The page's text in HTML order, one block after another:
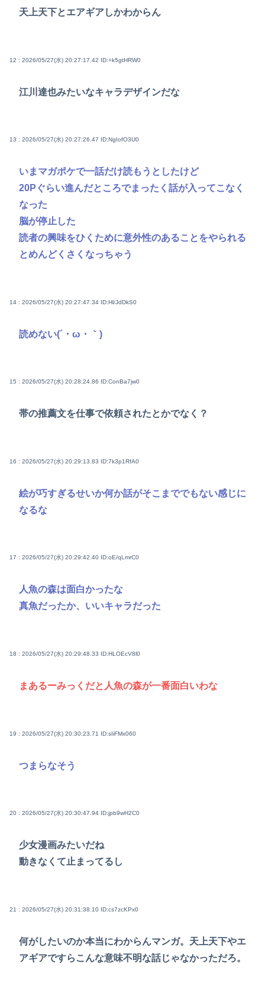
天上天下とエアギアしかわからん
12 : 2026/05/27(水) 20:27:17.42 ID:+k5gtHRW0
江川達也みたいなキャラデザインだな
13 : 2026/05/27(水) 20:27:26.47 ID:NgIofO3U0
いまマガポケで一話だけ読もうとしたけど
20Pぐらい進んだところでまったく話が入ってこなく
なった
脳が停止した
読者の興味をひくために意外性のあることをやられる
とめんどくさくなっちゃう
14 : 2026/05/27(水) 20:27:47.34 ID:Hl/JdDkS0
読めない(´・ω・｀)
15 : 2026/05/27(水) 20:28:24.86 ID:ConBa7jw0
帯の推薦文を仕事で依頼されたとかでなく？
16 : 2026/05/27(水) 20:29:13.83 ID:7k3p1RfA0
絵が巧すぎるせいか何か話がそこまででもない感じに
なるな
17 : 2026/05/27(水) 20:29:42.40 ID:oE/qLmrC0
人魚の森は面白かったな
真魚だったか、いいキャラだった
18 : 2026/05/27(水) 20:29:48.33 ID:HLOEcV8l0
まあるーみっくだと人魚の森が一番面白いわな
19 : 2026/05/27(水) 20:30:23.71 ID:sIiFMx060
つまらなそう
20 : 2026/05/27(水) 20:30:47.94 ID:jpb9wH2C0
少女漫画みたいだね
動きなくて止まってるし
21 : 2026/05/27(水) 20:31:38.10 ID:cs7zcKPx0
何がしたいのか本当にわからんマンガ。天上天下やエ
アギアですらこんな意味不明な話じゃなかっただろ。